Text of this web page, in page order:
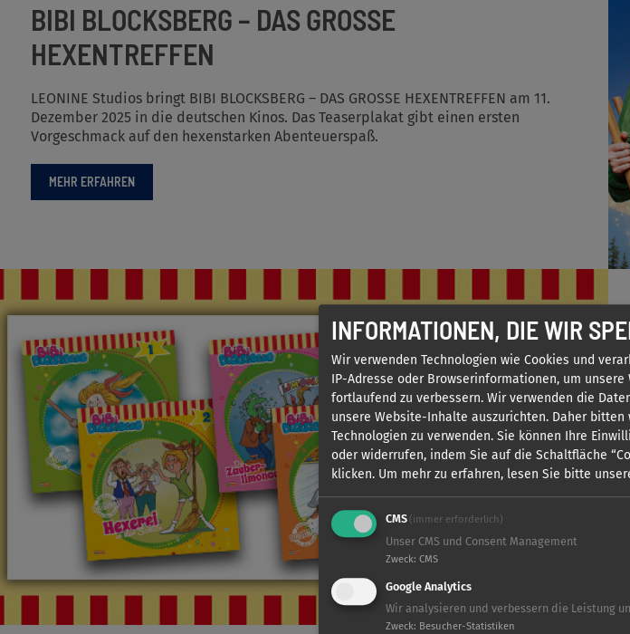
BIBI BLOCKSBERG – DAS GROSSE
HEXENTREFFEN
LEONINE Studios bringt BIBI BLOCKSBERG – DAS GROSSE HEXENTREFFEN am 11.
Dezember 2025 in die deutschen Kinos. Das Teaserplakat gibt einen ersten
Vorgeschmack auf den hexenstarken Abenteuerspaß.
MEHR ERFAHREN
INFORMATIONEN, DIE WIR
Wir verwenden Technologien wie Cookies und
IP-Adresse oder Browserinformationen, um
fortlaufend zu verbessern. Wir verwenden die
unsere Website-Inhalte auszurichten. Daher
Technologien zu verwenden. Sie können Ihre
oder widerrufen, indem Sie auf die Schaltfläche
klicken. Um mehr zu erfahren, lesen Sie bitte
CMS (immer erforderlich)
Unser CMS und Consent Management
Zweck: CMS
Google Analytics
Wir analysieren und verbessern die Leistung
Zweck: Besucher-Statistiken